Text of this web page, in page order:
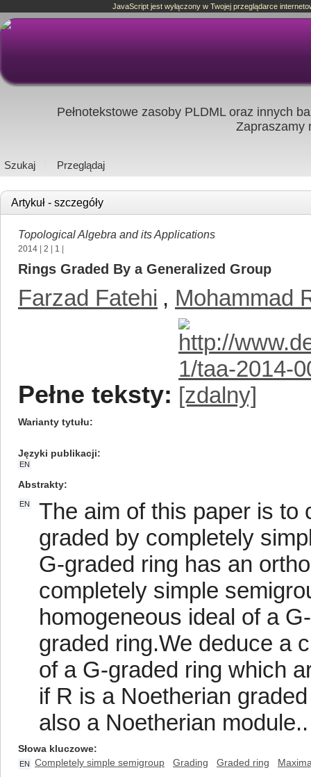
Pełnotekstowe zasoby PLDML oraz innych
Zapraszamy
Szukaj Przeglądaj
Artykuł - szczegóły
Topological Algebra and its Applications
2014 2 1
Rings Graded By a Generalized Group
Farzad Fatehi , Mohammad
Pełne teksty:
Warianty tytułu
Języki publikacji
EN
Abstrakty
EN
The aim of this paper is to
graded by completely
G-graded ring has an
completely simple
homogeneous ideal of a
graded ring.We deduce a
of a G-graded ring which
if R is a Noetherian
also a Noetherian module..
Słowa kluczowe
EN Completely simple semigroup Grading Graded ring
JavaScript jest wyłączony w Twojej przeglądarce